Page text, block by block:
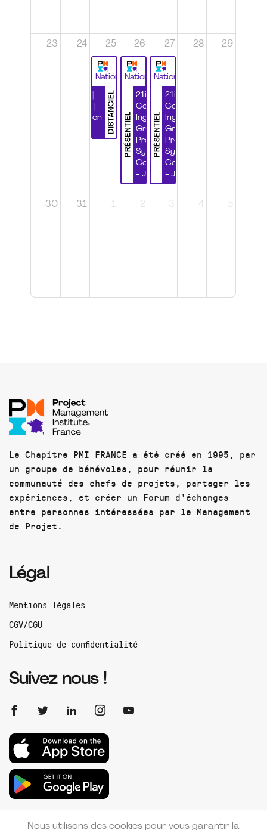
23 24 25
National
DISTANCIEL
Certification
26
National
PRÉSENTIEL
21ième
Congrès
Ingénierie
Grands
Projets et
Systèmes
Complexes
- Jour 1
27
National
PRÉSENTIEL
21ième
Congrès
Ingénierie
Grands
Projets et
Systèmes
Complexes
- Jour 2
28 29
30 31 1 2 3 4 5
Le Chapitre PMI FRANCE a été créé en 1995, par
un groupe de bénévoles, pour réunir la
communauté des chefs de projets, partager les
expériences, et créer un Forum d'échanges
entre personnes intéressées par le Management
de Projet.
Légal
Mentions légales
CGV/CGU
Politique de confidentialité
Suivez nous !
Nous utilisons des cookies pour vous garantir la